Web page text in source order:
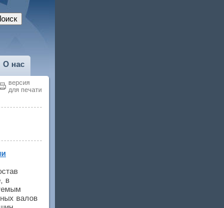
О нас
версия
для печати
в
валов